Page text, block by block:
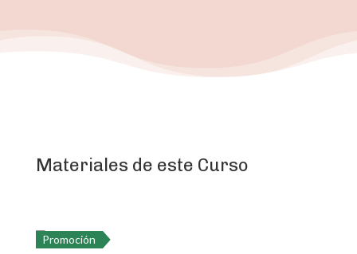
Materiales de este Curso
Promoción